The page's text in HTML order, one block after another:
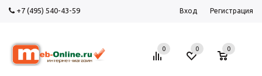
+7 (495) 540-43-59 Вход Регистрация
0 0
0